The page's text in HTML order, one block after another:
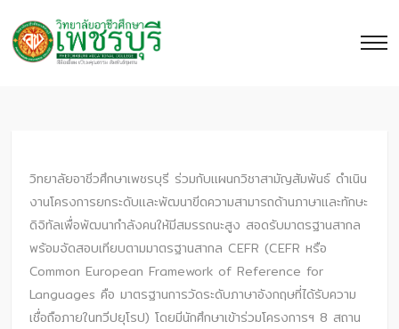
วิทยาลัยอาชีวศึกษาเพชรบุรี ร่วมกับแผนกวิชาสามัญสัมพันธ์ ดำเนิน
งานโครงการยกระดับและพัฒนาขีดความสามารถด้านภาษาและทักษะ
ดิจิทัลเพื่อพัฒนากำลังคนให้มีสมรรถนะสูง สอดรับมาตรฐานสากล
พร้อมจัดสอบเทียบตามมาตรฐานสากล CEFR (CEFR หรือ
Common European Framework of Reference for
Languages คือ มาตรฐานการวัดระดับภาษาอังกฤษที่ได้รับความ
เชื่อถือภายในทวีปยุโรป) โดยมีนักศึกษาเข้าร่วมโครงการฯ 8 สถาน